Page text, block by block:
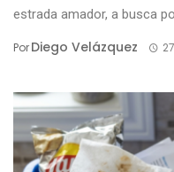
estrada amador, a busca
PorDiego Velázquez